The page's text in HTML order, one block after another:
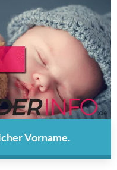
Vorname.